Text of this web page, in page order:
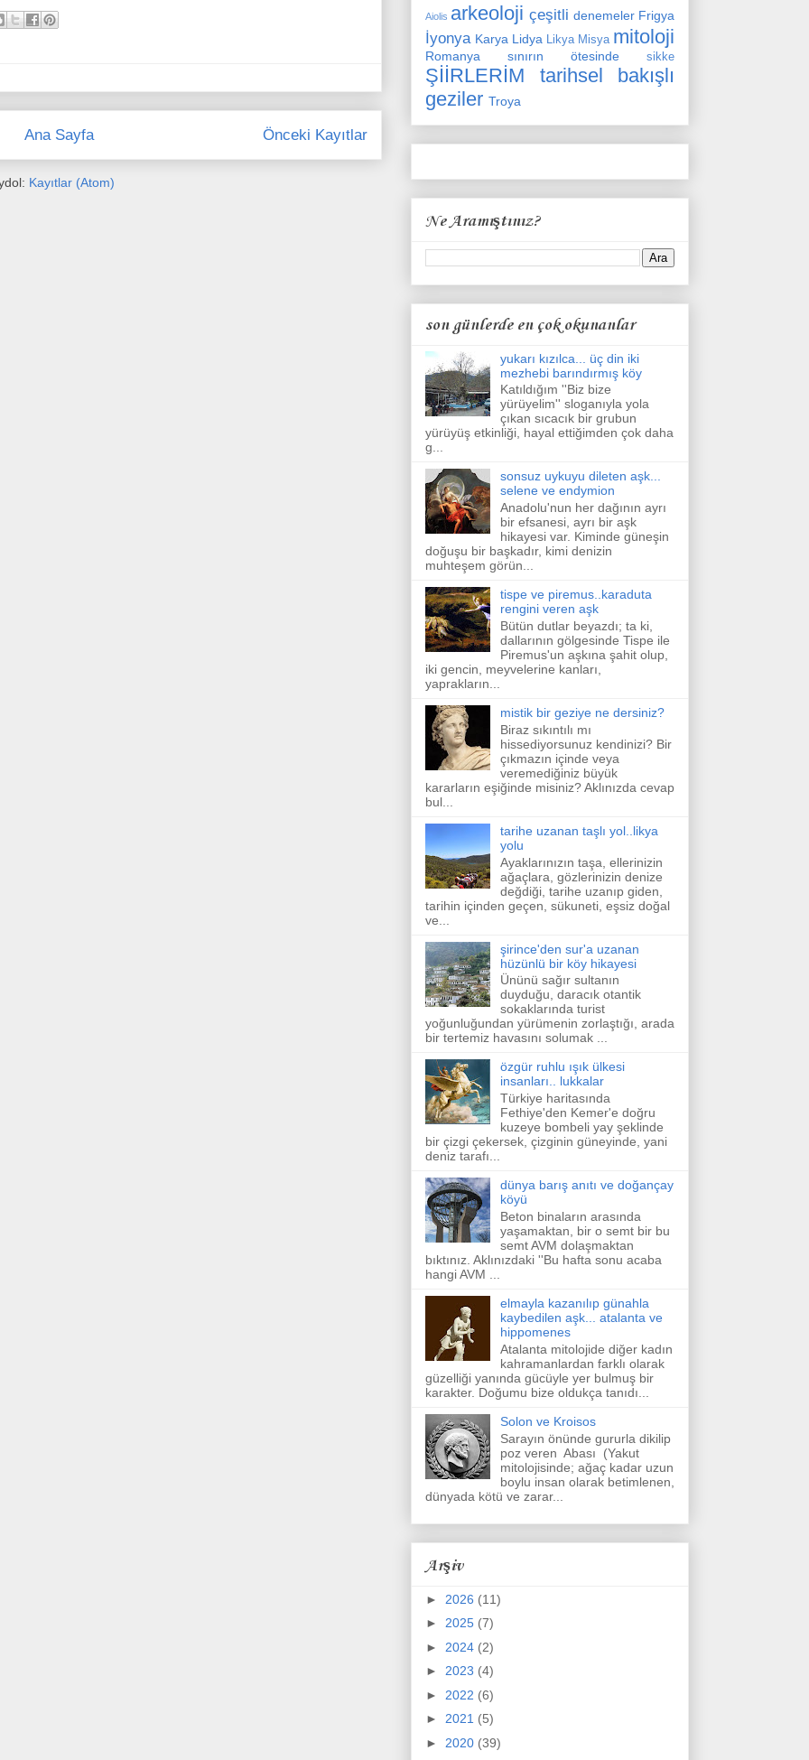
Önceki Kayıtlar
Ana Sayfa
Kayıtlar (Atom)
Aiolis arkeoloji çeşitli denemeler Frigya
İyonya Karya Lidya Likya Misya mitoloji
Romanya sınırın ötesinde sikke
ŞİİRLERİM
tarihsel bakışlı
geziler Troya
Ne Aramıştınız?
son günlerde en çok okunanlar
yukarı kızılca... üç din iki
mezhebi barındırmış köy
Katıldığım ''Biz bize
yürüyelim'' sloganıyla yola
çıkan sıcacık bir grubun
yürüyüş etkinliği, hayal ettiğimden çok daha
g...
sonsuz uykuyu dileten aşk...
selene ve endymion
Anadolu'nun her dağının ayrı
bir efsanesi, ayrı bir aşk
hikayesi var. Kiminde güneşin
doğuşu bir başkadır, kimi denizin
muhteşem görün...
tispe ve piremus..karaduta
rengini veren aşk
Bütün dutlar beyazdı; ta ki,
dallarının gölgesinde Tispe ile
Piremus'un aşkına şahit olup,
iki gencin, meyvelerine kanları,
yaprakların...
mistik bir geziye ne dersiniz?
Biraz sıkıntılı mı
hissediyorsunuz kendinizi? Bir
çıkmazın içinde veya
veremediğiniz büyük
kararların eşiğinde misiniz? Aklınızda cevap
bul...
tarihe uzanan taşlı yol..likya
yolu
Ayaklarınızın taşa, ellerinizin
ağaçlara, gözlerinizin denize
değdiği, tarihe uzanıp giden,
tarihin içinden geçen, sükuneti, eşsiz doğal
ve...
şirince'den sur'a uzanan
hüzünlü bir köy hikayesi
Ününü sağır sultanın
duyduğu, daracık otantik
sokaklarında turist
yoğunluğundan yürümenin zorlaştığı, arada
bir tertemiz havasını solumak ...
özgür ruhlu ışık ülkesi
insanları.. lukkalar
Türkiye haritasında
Fethiye'den Kemer'e doğru
kuzeye bombeli yay şeklinde
bir çizgi çekersek, çizginin güneyinde, yani
deniz tarafı...
dünya barış anıtı ve doğançay
köyü
Beton binaların arasında
yaşamaktan, bir o semt bir bu
semt AVM dolaşmaktan
bıktınız. Aklınızdaki ''Bu hafta sonu acaba
hangi AVM ...
elmayla kazanılıp günahla
kaybedilen aşk... atalanta ve
hippomenes
Atalanta mitolojide diğer kadın
kahramanlardan farklı olarak
güzelliği yanında gücüyle yer bulmuş bir
karakter. Doğumu bize oldukça tanıdı...
Solon ve Kroisos
Sarayın önünde gururla dikilip
poz veren Abası (Yakut
mitolojisinde; ağaç kadar uzun
boylu insan olarak betimlenen,
dünyada kötü ve zarar...
Arşiv
► 2026 (11)
► 2025 (7)
► 2024 (2)
► 2023 (4)
► 2022 (6)
► 2021 (5)
► 2020 (39)